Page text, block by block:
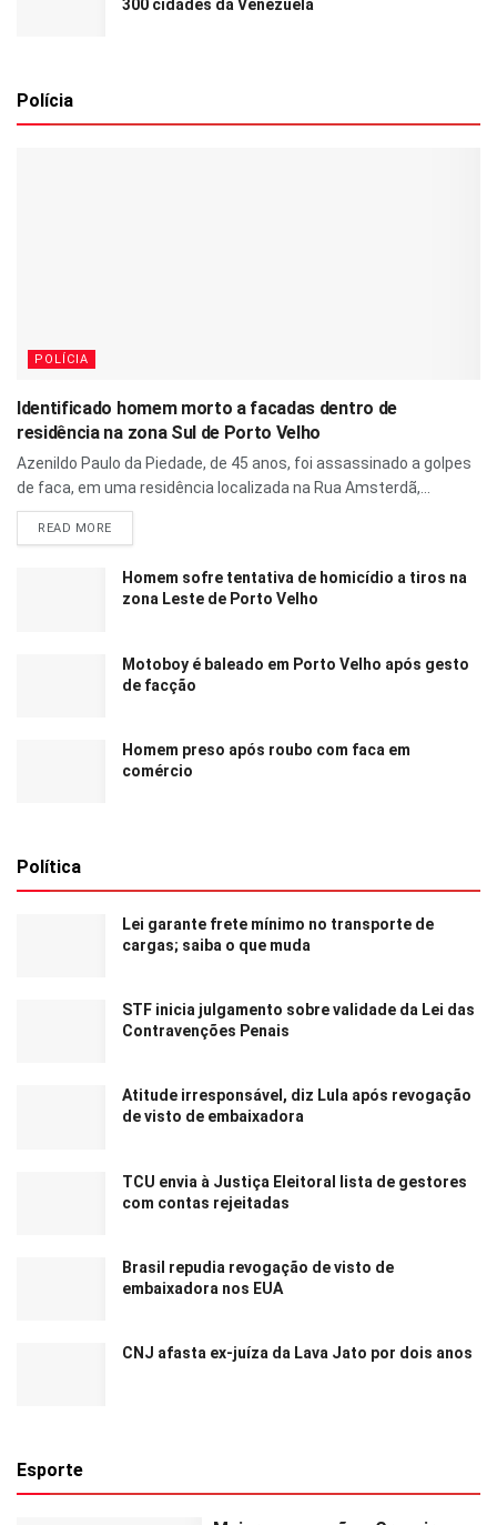
300 cidades da Venezuela
Polícia
POLÍCIA
Identificado homem morto a facadas dentro de
residência na zona Sul de Porto Velho
Azenildo Paulo da Piedade, de 45 anos, foi assassinado a golpes
de faca, em uma residência localizada na Rua Amsterdã,...
READ MORE
Homem sofre tentativa de homicídio a tiros na
zona Leste de Porto Velho
Motoboy é baleado em Porto Velho após gesto
de facção
Homem preso após roubo com faca em
comércio
Política
Lei garante frete mínimo no transporte de
cargas; saiba o que muda
STF inicia julgamento sobre validade da Lei das
Contravenções Penais
Atitude irresponsável, diz Lula após revogação
de visto de embaixadora
TCU envia à Justiça Eleitoral lista de gestores
com contas rejeitadas
Brasil repudia revogação de visto de
embaixadora nos EUA
CNJ afasta ex-juíza da Lava Jato por dois anos
Esporte